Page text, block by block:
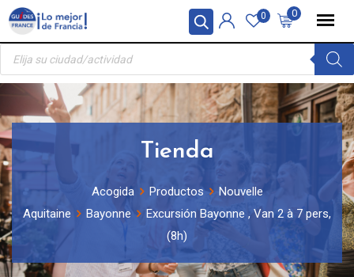
Panel de gestión de cookies
Skip
content
0
0
Búsqueda
productos
Tienda
Acogida Productos
Nouvelle
Aquitaine
Bayonne
Excursión Bayonne , Van 2 à 7 pers,
(8h)